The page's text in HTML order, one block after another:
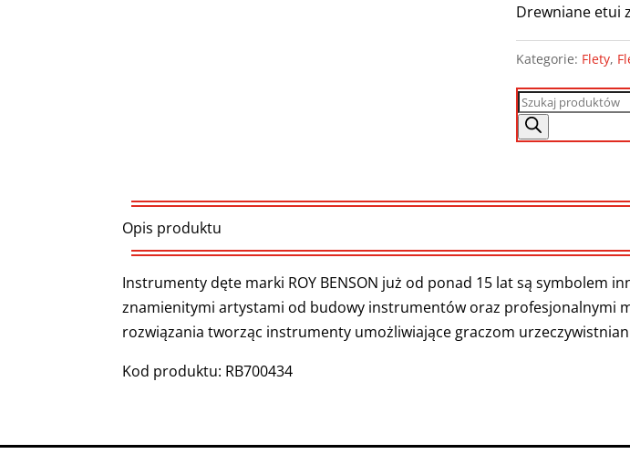
Drewniane etui
Kategorie: Flety,
Wyszukiwarka
produktów
Opis produktu
Instrumenty dęte marki ROY BENSON już od ponad 15 lat są symbolem
znamienitymi artystami od budowy instrumentów oraz profesjonalnymi
rozwiązania tworząc instrumenty umożliwiające graczom
Kod produktu: RB700434